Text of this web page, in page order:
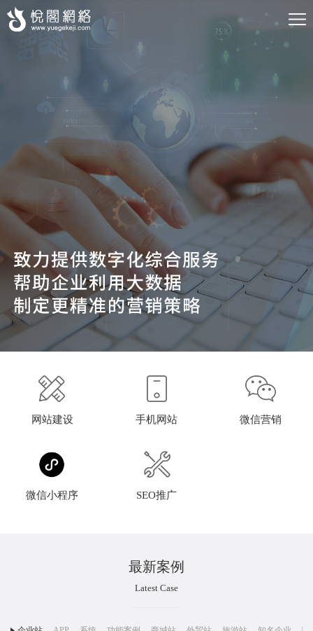
网站建设 手机网站 微信营销
微信小程序 SEO推广
最新案例
Latest Case